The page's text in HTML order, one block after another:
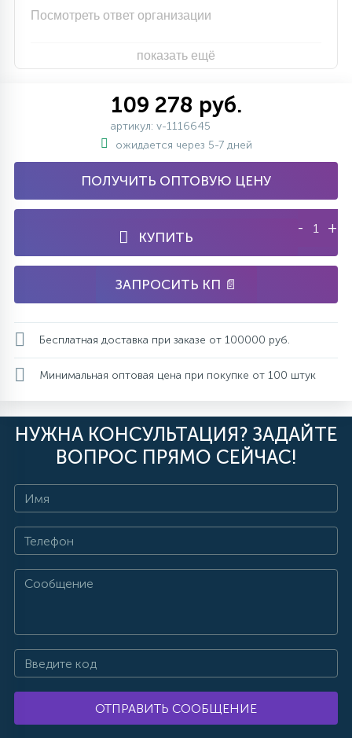
Посмотреть ответ организации
показать ещё
109 278 руб.
артикул: v-1116645
ожидается через 5-7 дней
ПОЛУЧИТЬ ОПТОВУЮ ЦЕНУ
КУПИТЬ
- +
ЗАПРОСИТЬ КП 📄
Бесплатная доставка при заказе от 100000 руб.
Минимальная оптовая цена при покупке от 100 штук
НУЖНА КОНСУЛЬТАЦИЯ? ЗАДАЙТЕ
ВОПРОС ПРЯМО СЕЙЧАС!
ОТПРАВИТЬ СООБЩЕНИЕ